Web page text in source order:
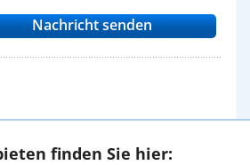
finden Sie hier: